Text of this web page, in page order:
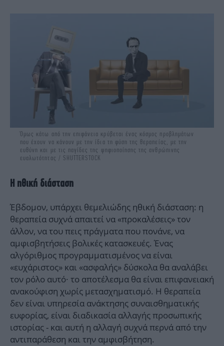
Όμως κάτω από την επιφάνεια κρύβεται ένας κόσμος προβλημάτων
που έχουν να κάνουν με την ίδια τη φύση της θεραπείας, με την
ευθύνη και με τις παγίδες της ψηφιοποίησης της ανθρώπινης
ευαλωτότητας / SHUTTERSTOCK
Η ηθική διάσταση
Έβδομον, υπάρχει θεμελιώδης ηθική διάσταση: η
θεραπεία συχνά απαιτεί να «προκαλέσεις» τον
άλλον, να του πεις πράγματα που πονάνε, να
αμφισβητήσεις βολικές κατασκευές. Ένας
αλγόριθμος προγραμματισμένος να είναι
«ευχάριστος» και «ασφαλής» δύσκολα θα αναλάβει
τον ρόλο αυτό· το αποτέλεσμα θα είναι επιφανειακή
ανακούφιση χωρίς μετασχηματισμό. Η θεραπεία
δεν είναι υπηρεσία ανάκτησης συναισθηματικής
ευφορίας, είναι διαδικασία αλλαγής προσωπικής
ιστορίας - και αυτή η αλλαγή συχνά περνά από την
αντιπαράθεση και την αμφισβήτηση.